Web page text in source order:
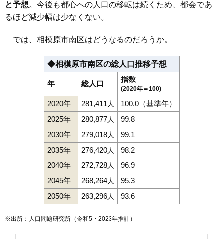
と予想。今後も都心への人口の移転は続くため、都会であ
るほど減少幅は少なくない。
では、相模原市南区はどうなるのだろうか。
◆相模原市南区の総人口推移予想
年 総人口
指数
(2020年＝100)
2020年 281,411人
100.0（基準年）
2025年
280,877人
99.8
2030年
279,018人
99.1
2035年
276,420人
98.2
2040年
272,728人
96.9
2045年
268,264人
95.3
2050年
263,296人 93.6
※出所：人口問題研究所（令和5・2023年推計）